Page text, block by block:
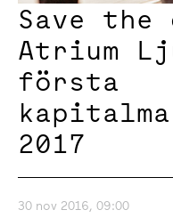
Save
Atrium
första
2017
30 nov 2016, 09:00